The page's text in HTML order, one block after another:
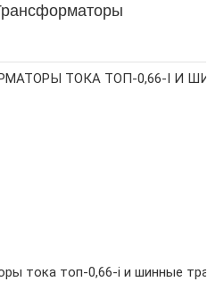
тока топ-0,66-i и шинные